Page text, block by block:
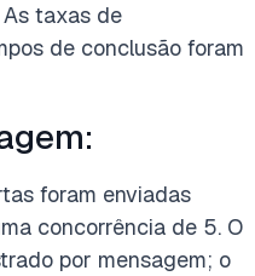
taxas de
de conclusão foram
foram enviadas
concorrência de 5. O
por mensagem; o